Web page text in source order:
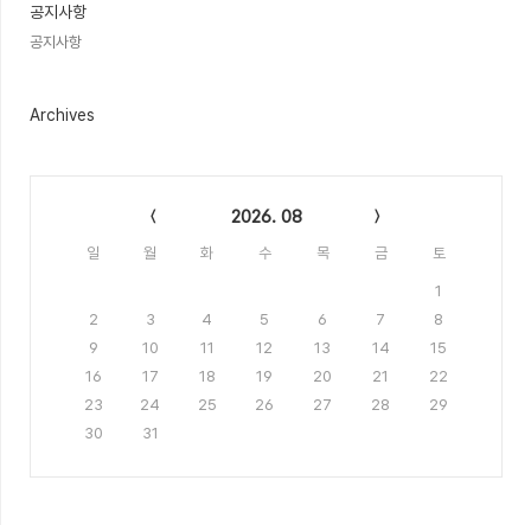
공지사항
공지사항
Archives
2026. 08
일 월 화 수 목 금 토
1
2
3 4 5 6 7
8
9
10 11 12 13 14
15
16
17 18 19 20 21
22
23
24 25 26 27 28
29
30
31